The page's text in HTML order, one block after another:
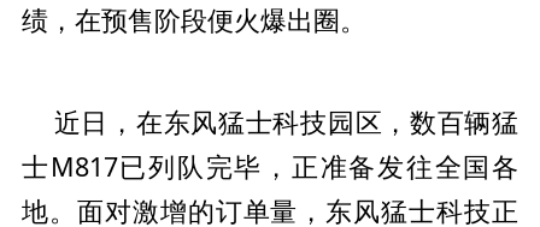
绩，在预售阶段便火爆出圈。
近日，在东风猛士科技园区，数百辆猛
士M817已列队完毕，正准备发往全国各
地。面对激增的订单量，东风猛士科技正